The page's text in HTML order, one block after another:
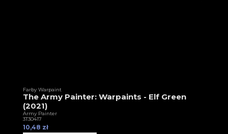
Farby Warpaint
The Army Painter: Warpaints - Elf Green
(2021)
Army Painter
3T30417
10,48 zł